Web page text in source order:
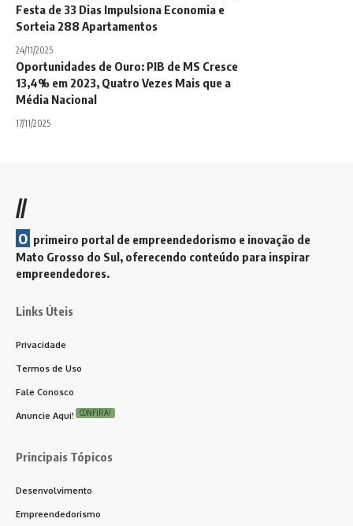
Festa de 33 Dias Impulsiona Economia e
Sorteia 288 Apartamentos
24/11/2025
Oportunidades de Ouro: PIB de MS Cresce
13,4% em 2023, Quatro Vezes Mais que a
Média Nacional
17/11/2025
//
O primeiro portal de empreendedorismo e inovação de
Mato Grosso do Sul, oferecendo conteúdo para inspirar
empreendedores.
Links Úteis
Privacidade
Termos de Uso
Fale Conosco
Anuncie Aqui! CONFIRA!
Principais Tópicos
Desenvolvimento
Empreendedorismo